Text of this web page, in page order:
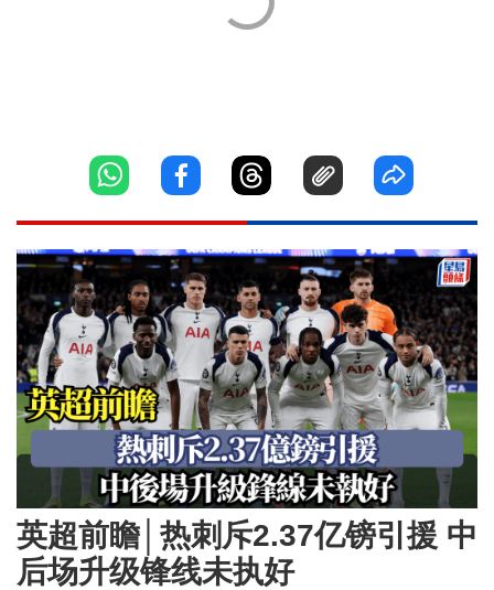
英超前瞻│热刺斥2.37亿镑引援 中
后场升级锋线未执好